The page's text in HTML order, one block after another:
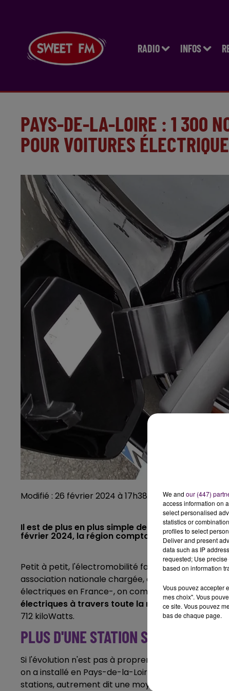
RADIO INFOS
PAYS-DE-LA-LOIRE : 1 300
POUR VOITURES
Modifié : 26 février 2024 à 17h38 par Emilien
Il est de plus en plus simple de rouler électrique
février 2024, la région comptait environ 1 300
Petit à petit, l'électromobilité fait son nid en Pays-
association nationale chargée, depuis 1978, de
électriques en France-, on comptait en cette fin
électriques à travers toute la région, répartis en
712 kiloWatts.
PLUS D'UNE STATION
Si l'évolution n'est pas à proprement parler
on a installé en Pays-de-la-Loire 41 stations de
stations, autrement dit une moyenne supérieure à
We and our (447)
access information on
select personalised
statistics or
profiles to select
Deliver and present
data such as IP
requested; Use
based on information
Vous pouvez accepter
mes choix". Vous
ce site. Vous pouvez
bas de chaque page.